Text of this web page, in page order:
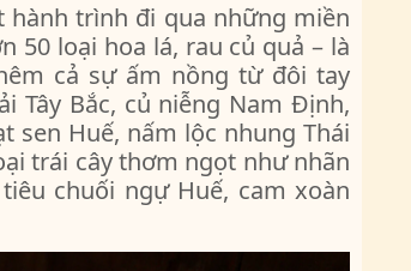
hành trình đi qua những miền
50 loại hoa lá, rau củ quả – là
cả sự ấm nồng từ đôi tay
Tây Bắc, củ niễng Nam Định,
sen Huế, nấm lộc nhung Thái
trái cây thơm ngọt như nhãn
chuối ngự Huế, cam xoàn